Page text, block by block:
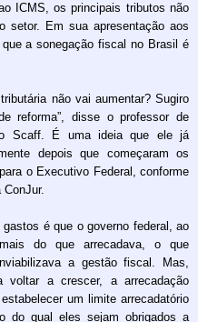
ICMS, os principais tributos não
setor. Em sua apresentação aos
a sonegação fiscal no Brasil é
não vai aumentar? Sugiro
reforma”, disse o professor de
Scaff. É uma ideia que ele já
depois que começaram os
o Executivo Federal, conforme
é que o governo federal, ao
do que arrecadava, o que
a gestão fiscal. Mas,
voltar a crescer, a arrecadação
um limite arrecadatório
do qual eles sejam obrigados a